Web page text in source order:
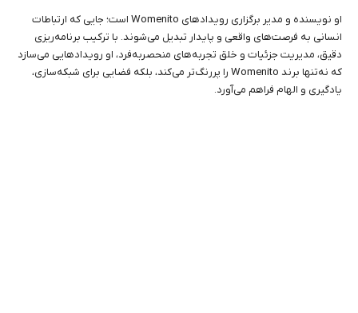
او نویسنده و مدیر برگزاری رویدادهای Womenito است؛ جایی که ارتباطات
انسانی به فرصت‌های واقعی و پایدار تبدیل می‌شوند. با ترکیب برنامه‌ریزی
دقیق، مدیریت جزئیات و خلق تجربه‌های منحصر‌به‌فرد، او رویدادهایی می‌سازد
که نه‌تنها برند Womenito را پررنگ‌تر می‌کند، بلکه فضایی برای شبکه‌سازی،
یادگیری و الهام فراهم می‌آورد.